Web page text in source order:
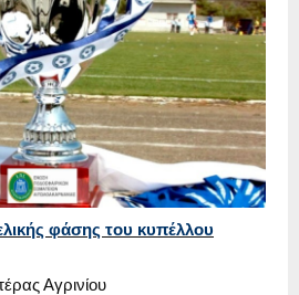
φάσης του κυπέλλου
Αγρινίου